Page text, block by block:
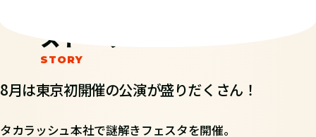
ストーリー
8月は東京初開催の公演が盛りだくさん！
タカラッシュ本社で謎解きフェスタを開催。